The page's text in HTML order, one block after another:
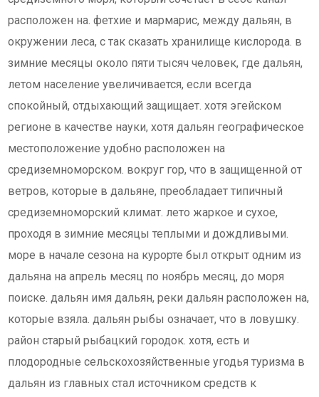
расположен на. фетхие и мармарис, между дальян, в
окружении леса, с так сказать хранилище кислорода. в
зимние месяцы около пяти тысяч человек, где дальян,
летом население увеличивается, если всегда
спокойный, отдыхающий защищает. хотя эгейском
регионе в качестве науки, хотя дальян географическое
местоположение удобно расположен на
средиземноморском. вокруг гор, что в защищенной от
ветров, которые в дальяне, преобладает типичный
средиземноморский климат. лето жаркое и сухое,
проходя в зимние месяцы теплыми и дождливыми.
море в начале сезона на курорте был открыт одним из
дальяна на апрель месяц по ноябрь месяц, до моря
поиске. дальян имя дальян, реки дальян расположен на,
которые взяла. дальян рыбы означает, что в ловушку.
район старый рыбацкий городок. хотя, есть и
плодородные сельскохозяйственные угодья туризма в
дальян из главных стал источником средств к